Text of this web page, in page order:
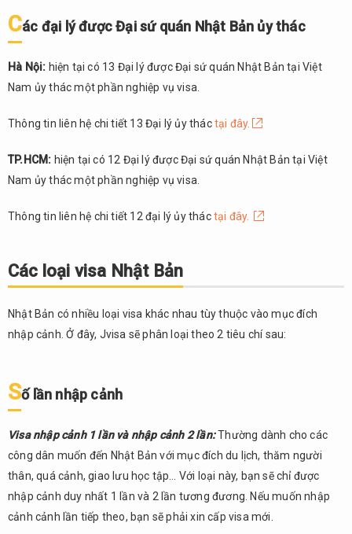
động
Visa y
tế
Visa
vợ/chồng
và con
nước
người
Nhật
3.2.6.
thương
Visa
thân
3.2.8.
Visa
transit
Các đại lý được Đại sứ quán Nhật Bản ủy thác
Hà Nội: hiện tại có 13 Đại lý được Đại sứ quán Nhật Bản tại Việt
Nam ủy thác một phần nghiệp vụ visa.
Thông tin liên hệ chi tiết 13 Đại lý ủy tháctại đây.
TP.HCM: hiện tại có 12 Đại lý được Đại sứ quán Nhật Bản tại Việt
Nam ủy thác một phần nghiệp vụ visa.
Thông tin liên hệ chi tiết 12 đại lý ủy tháctại đây.
Các loại visa Nhật Bản
Nhật Bản có nhiều loại visa khác nhau tùy thuộc vào mục đích
nhập cảnh. Ở đây, Jvisa sẽ phân loại theo 2 tiêu chí sau:
Số lần nhập cảnh
Visa nhập cảnh 1 lần và nhập cảnh 2 lần:Thường dành cho các
công dân muốn đến Nhật Bản với mục đích du lịch, thăm người
thân, quá cảnh, giao lưu học tập… Với loại này, bạn sẽ chỉ được
nhập cảnh duy nhất 1 lần và 2 lần tương đương. Nếu muốn nhập
cảnh cảnh lần tiếp theo, bạn sẽ phải xin cấp visa mới.